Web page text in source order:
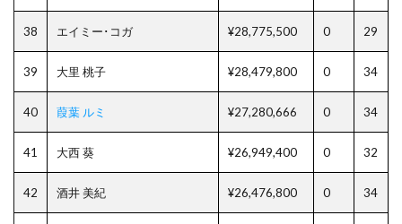
38 エイミー･コガ ¥28,775,500 0 29
39 大里 桃子 ¥28,479,800 0 34
40 葭葉 ルミ ¥27,280,666 0 34
41 大西 葵 ¥26,949,400 0 32
42 酒井 美紀 ¥26,476,800 0 34